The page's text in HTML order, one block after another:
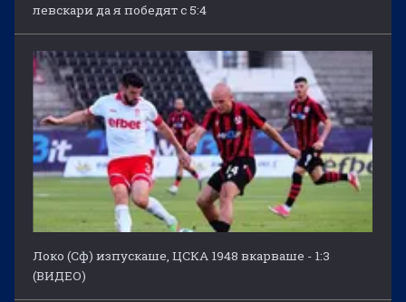
левскари да я победят с 5:4
Локо (Сф) изпускаше, ЦСКА 1948 вкарваше - 1:3
(ВИДЕО)